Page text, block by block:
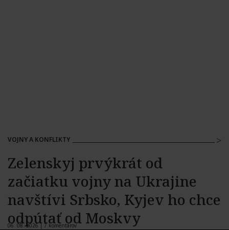
VOJNY A KONFLIKTY
Zelenskyj prvýkrát od
začiatku vojny na Ukrajine
navštívi Srbsko, Kyjev ho chce
odpútať od Moskvy
06. 08. 2026 | 7 komentárov